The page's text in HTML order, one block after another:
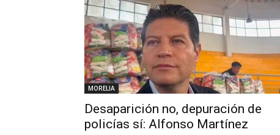
MORELIA
Desaparición no, depuración de
policías sí: Alfonso Martínez